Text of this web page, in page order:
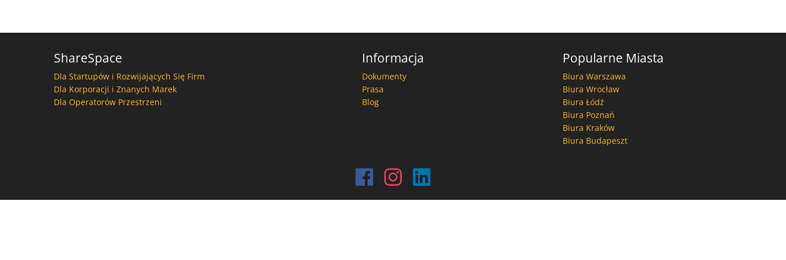
ShareSpace
Dla Startupów i Rozwijających Się Firm
Dla Korporacji i Znanych Marek
Dla Operatorów Przestrzeni
Popularne Miasta
Biura Warszawa
Biura Wrocław
Biura Łódź
Biura Poznań
Biura Kraków
Biura Budapeszt
Informacja
Dokumenty
Prasa
Blog